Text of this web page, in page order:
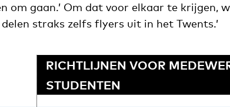
om gaan.’ Om dat voor elkaar te krijgen,
delen straks zelfs flyers uit in het Twents.’
RICHTLIJNEN VOOR
STUDENTEN